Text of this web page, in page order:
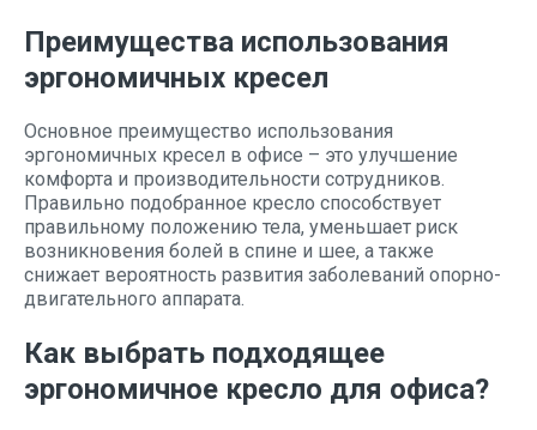
Преимущества использования
эргономичных кресел
Основное преимущество использования
эргономичных кресел в офисе – это улучшение
комфорта и производительности сотрудников.
Правильно подобранное кресло способствует
правильному положению тела, уменьшает риск
возникновения болей в спине и шее, а также
снижает вероятность развития заболеваний опорно-
двигательного аппарата.
Как выбрать подходящее
эргономичное кресло для офиса?